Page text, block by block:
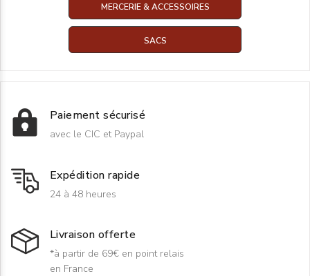
MERCERIE & ACCESSOIRES
SACS
Paiement sécurisé
avec le CIC et Paypal
Expédition rapide
24 à 48 heures
Livraison offerte
*à partir de 69€ en point relais
en France